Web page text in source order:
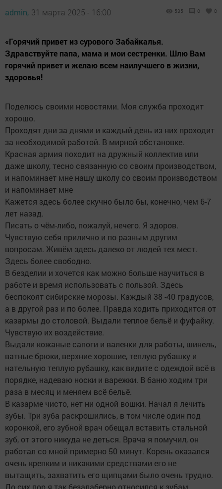
admin, 31 марта 2025 - 16:00 535 0 0
«Горячий привет из сурового Забайкалья.
Здравствуйте папа, мама и мои сестренки. Шлю Вам
горячий привет и желаю всем наилучшего в жизни,
здоровья!
Поделюсь своими новостями. Моя служба проходит
хорошо.
Проходят дни за днями и каждый день из них проходит
за необходимой работой. В мирной обстановке.
Красная армия походит на дружный коллектив или
даже школу, тесно связанную со своим производством,
и напоминает мне нашу школу со своим производством
и напоминает мне
Кажется здесь более скучно было бы, конечно, чем 6-7
лет назад.
Писать о чём-либо, пожалуй, нечего. Я здоров.
Чувствую себя прилично и по разным другим
вопросам. Живём здесь далеко от людей тех мест.
Здесь более свободно.
В безделии и хочется как можно больше научиться в
работе и время использовать с пользой. Здесь
беспокоят сибирские морозы. Каждый 38 -40 градусов,
а в другой раз и по более. Правда ходить приходится от
казармы до столовой. Выдали теплое бельё и фуфайку.
Чувствую их воздействие.
Выдали кожаные сапоги и валенки для работы, шинель,
ватные брюки, верхние хорошие, теплую рубашку и
нательную теплую рубашку, как видите с одеждой всё в
порядке, надеваю носки и варежки. В баню ходим три
раза в месяц и меняем всё бельё.
В казарме чисто, нет ни одной вошки. Начал я лечить
зубы. Три зуба раскрошились, в том числе один под
коронкой, его зубной врач обещал вставить стальной
зуб, от этого никуда не деться. Врача я помучил, он
работал со мной примерно 50 минут. Корень оказался
очень крепким и никакими средствами его не
вытащить, захватить его щипцами было очень трудно.
До сих пор я так безалаберно относился к зубам.